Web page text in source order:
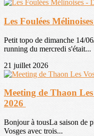
Les Foulées
Petit topo de dimanche 14/
running du mercredi s'était...
21 juillet 2026
Meeting de Thaon
2026
Bonjour à tousLa saison de
Vosges avec trois...